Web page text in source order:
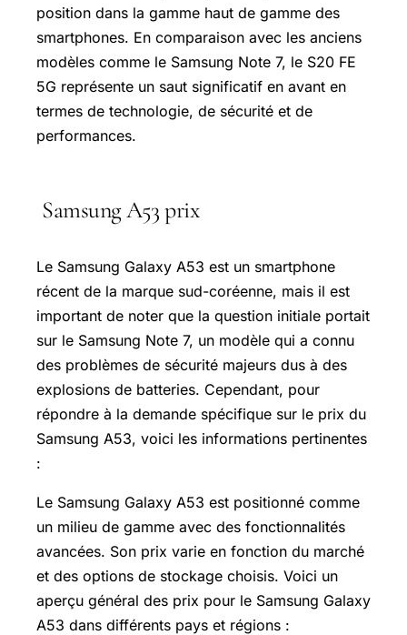
position dans la gamme haut de gamme des
smartphones. En comparaison avec les anciens
modèles comme le Samsung Note 7, le S20 FE
5G représente un saut significatif en avant en
termes de technologie, de sécurité et de
performances.
Samsung A53 prix
Le Samsung Galaxy A53 est un smartphone
récent de la marque sud-coréenne, mais il est
important de noter que la question initiale portait
sur le Samsung Note 7, un modèle qui a connu
des problèmes de sécurité majeurs dus à des
explosions de batteries. Cependant, pour
répondre à la demande spécifique sur le prix du
Samsung A53, voici les informations pertinentes
:
Le Samsung Galaxy A53 est positionné comme
un milieu de gamme avec des fonctionnalités
avancées. Son prix varie en fonction du marché
et des options de stockage choisis. Voici un
aperçu général des prix pour le Samsung Galaxy
A53 dans différents pays et régions :